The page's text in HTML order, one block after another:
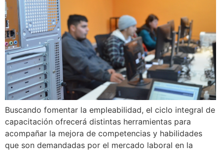
Buscando fomentar la empleabilidad, el ciclo integral de
capacitación ofrecerá distintas herramientas para
acompañar la mejora de competencias y habilidades
que son demandadas por el mercado laboral en la